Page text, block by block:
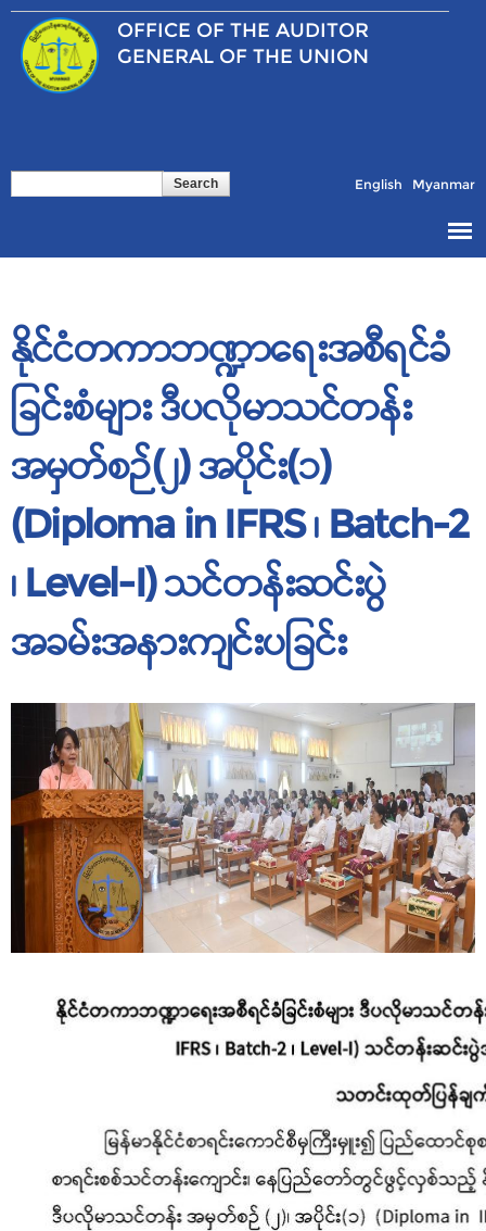
Skip to
main
content
OFFICE OF THE AUDITOR
GENERAL OF THE UNION
Search form English Myanmar
နိုင်ငံတကာဘဏ္ဍာရေးအစီရင်ခံ
ခြင်းစံများ ဒီပလိုမာသင်တန်း
အမှတ်စဉ်(၂) အပိုင်း(၁)
(Diploma in IFRS ၊ Batch-2
၊ Level-I) သင်တန်းဆင်းပွဲ
အခမ်းအနားကျင်းပခြင်း